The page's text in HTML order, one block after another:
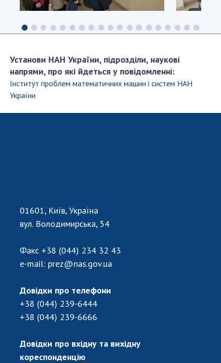
Установи НАН України, підрозділи, наукові
напрями, про які йдеться у повідомленні:
Інститут проблем математичних машин і систем НАН
України
01601, Київ, Україна
вул. Володимирська, 54
Факс +38 (044) 234 32 43
e-mail: prez@nas.gov.ua
Довідки про телефони
+38 (044) 239-6444
+38 (044) 239-6666
Довідки про вхідну та вихідну
кореспонденцію